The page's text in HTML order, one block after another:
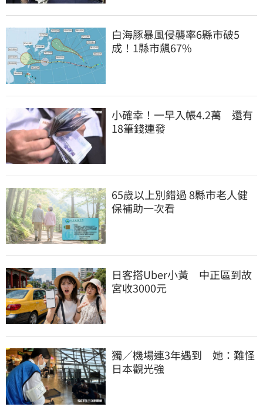
白海豚暴風侵襲率6縣市破5
成！1縣市飆67%
小確幸！一早入帳4.2萬　還有
18筆錢連發
65歲以上別錯過 8縣市老人健
保補助一次看
日客搭Uber小黃　中正區到故
宮收3000元
獨／機場連3年遇到　她：難怪
日本觀光強